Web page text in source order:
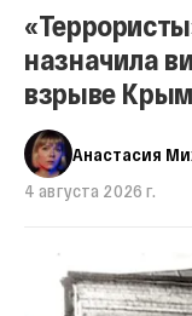
назначила
взрыве
Анастасия
4 августа 2026 г.